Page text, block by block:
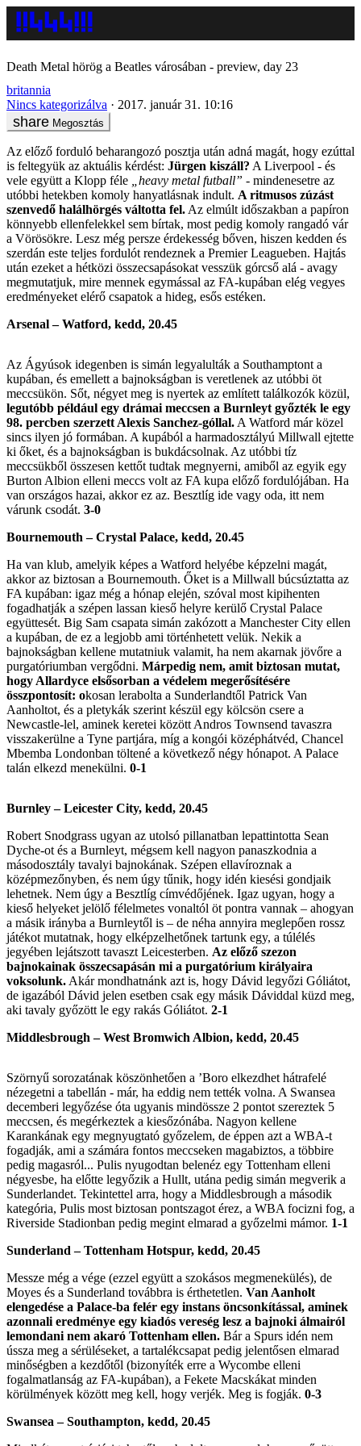
Death Metal hörög a Beatles városában - preview, day 23
britannia
Nincs kategorizálva
2017. január 31. 10:16
Megosztás
Az előző forduló beharangozó posztja után adná magát, hogy ezúttal
is feltegyük az aktuális kérdést: Jürgen kiszáll? A Liverpool - és
vele együtt a Klopp féle
„heavy metal futball” - mindenesetre az
utóbbi hetekben komoly hanyatlásnak indult. A ritmusos zúzást
szenvedő halálhörgés váltotta fel. Az elmúlt időszakban a papíron
könnyebb ellenfelekkel sem bírtak, most pedig komoly rangadó vár
a Vörösökre. Lesz még persze érdekesség bőven, hiszen kedden és
szerdán este teljes fordulót rendeznek a Premier Leagueben. Hajtás
után ezeket a hétközi összecsapásokat vesszük górcső alá - avagy
megmutatjuk, mire mennek egymással az FA-kupában elég vegyes
eredményeket elérő csapatok a hideg, esős estéken.
Arsenal – Watford, kedd, 20.45
Az Ágyúsok idegenben is simán legyalulták a Southamptont a
kupában, és emellett a bajnokságban is veretlenek az utóbbi öt
meccsükön. Sőt, négyet meg is nyertek az említett találkozók közül,
legutóbb például egy drámai meccsen a Burnleyt győzték le egy
98. percben szerzett Alexis Sanchez-góllal. A Watford már közel
sincs ilyen jó formában. A kupából a harmadosztályú Millwall ejtette
ki őket, és a bajnokságban is bukdácsolnak. Az utóbbi tíz
meccsükből összesen kettőt tudtak megnyerni, amiből az egyik egy
Burton Albion elleni meccs volt az FA kupa előző fordulójában. Ha
van országos hazai, akkor ez az. Besztlíg ide vagy oda, itt nem
várunk csodát. 3-0
Bournemouth – Crystal Palace, kedd, 20.45
Ha van klub, amelyik képes a Watford helyébe képzelni magát,
akkor az biztosan a Bournemouth. Őket is a Millwall búcsúztatta az
FA kupában: igaz még a hónap elején, szóval most kipihenten
fogadhatják a szépen lassan kieső helyre kerülő Crystal Palace
együttesét. Big Sam csapata simán zakózott a Manchester City ellen
a kupában, de ez a legjobb ami történhetett velük. Nekik a
bajnokságban kellene mutatniuk valamit, ha nem akarnak jövőre a
purgatóriumban vergődni. Márpedig nem, amit biztosan mutat,
hogy Allardyce elsősorban a védelem megerősítésére
összpontosít: okosan lerabolta a Sunderlandtől Patrick Van
Aanholtot, és a pletykák szerint készül egy kölcsön csere a
Newcastle-lel, aminek keretei között Andros Townsend tavaszra
visszakerülne a Tyne partjára, míg a kongói középhátvéd, Chancel
Mbemba Londonban töltené a következő négy hónapot. A Palace
talán elkezd menekülni. 0-1
Burnley – Leicester City, kedd, 20.45
Robert Snodgrass ugyan az utolsó pillanatban lepattintotta Sean
Dyche-ot és a Burnleyt, mégsem kell nagyon panaszkodnia a
másodosztály tavalyi bajnokának. Szépen ellavíroznak a
középmezőnyben, és nem úgy tűnik, hogy idén kiesési gondjaik
lehetnek. Nem úgy a Besztlíg címvédőjének. Igaz ugyan, hogy a
kieső helyeket jelölő félelmetes vonaltól öt pontra vannak – ahogyan
a másik irányba a Burnleytől is – de néha annyira meglepően rossz
játékot mutatnak, hogy elképzelhetőnek tartunk egy, a túlélés
jegyében lejátszott tavaszt Leicesterben. Az előző szezon
bajnokainak összecsapásán mi a purgatórium királyaira
voksolunk. Akár mondhatnánk azt is, hogy Dávid legyőzi Góliátot,
de igazából Dávid jelen esetben csak egy másik Dáviddal küzd meg,
aki tavaly győzött le egy rakás Góliátot. 2-1
Middlesbrough – West Bromwich Albion, kedd, 20.45
Szörnyű sorozatának köszönhetően a ’Boro elkezdhet hátrafelé
nézegetni a tabellán - már, ha eddig nem tették volna. A Swansea
decemberi legyőzése óta ugyanis mindössze 2 pontot szereztek 5
meccsen, és megérkeztek a kiesőzónába. Nagyon kellene
Karankának egy megnyugtató győzelem, de éppen azt a WBA-t
fogadják, ami a számára fontos meccseken magabiztos, a többire
pedig magasról... Pulis nyugodtan belenéz egy Tottenham elleni
négyesbe, ha előtte legyőzik a Hullt, utána pedig simán megverik a
Sunderlandet. Tekintettel arra, hogy a Middlesbrough a második
kategória, Pulis most biztosan pontszagot érez, a WBA focizni fog, a
Riverside Stadionban pedig megint elmarad a győzelmi mámor. 1-1
Sunderland – Tottenham Hotspur, kedd, 20.45
Messze még a vége (ezzel együtt a szokásos megmenekülés), de
Moyes és a Sunderland továbbra is érthetetlen. Van Aanholt
elengedése a Palace-ba felér egy instans öncsonkítással, aminek
azonnali eredménye egy kiadós vereség lesz a bajnoki álmairól
lemondani nem akaró Tottenham ellen. Bár a Spurs idén nem
ússza meg a sérüléseket, a tartalékcsapat pedig jelentősen elmarad
minőségben a kezdőtől (bizonyíték erre a Wycombe elleni
fogalmatlanság az FA-kupában), a Fekete Macskákat minden
körülmények között meg kell, hogy verjék. Meg is fogják. 0-3
Swansea – Southampton, kedd, 20.45